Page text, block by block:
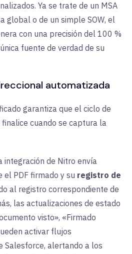
Ya se trate de un MSA
global o de un simple SOW, el
con una precisión del 100 %
fuente de verdad de su
automatizada
garantiza que el ciclo de
cuando se captura la
integración de Nitro envía
PDF firmado y su registro de
al registro correspondiente de
las actualizaciones de estado
visto», «Firmado
activar flujos
Salesforce, alertando a los